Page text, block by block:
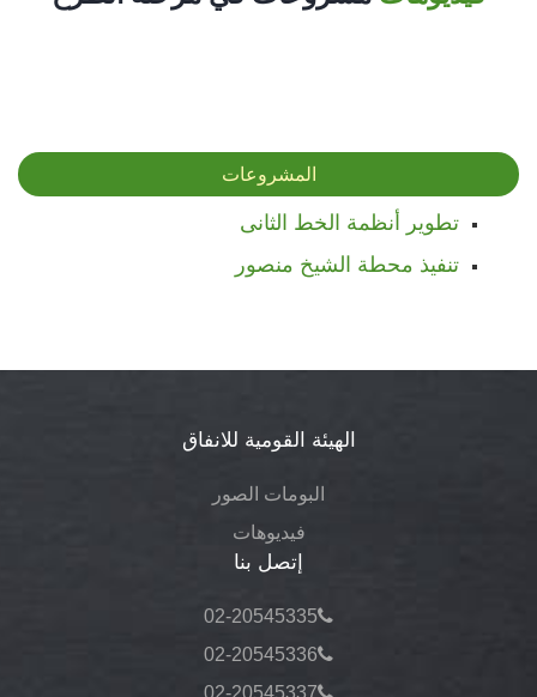
المشروعات
تطوير أنظمة الخط الثانى
تنفيذ محطة الشيخ منصور
الهيئة القومية للانفاق
البومات الصور
فيديوهات
إتصل بنا
02-20545335
02-20545336
02-20545337